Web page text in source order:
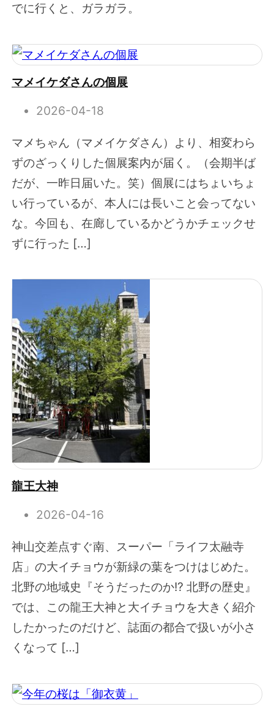
でに行くと、ガラガラ。
マメイケダさんの個展
2026-04-18
マメちゃん（マメイケダさん）より、相変わら
ずのざっくりした個展案内が届く。（会期半ば
だが、一昨日届いた。笑）個展にはちょいちょ
い行っているが、本人には長いこと会ってない
な。今回も、在廊しているかどうかチェックせ
ずに行った […]
龍王大神
2026-04-16
神山交差点すぐ南、スーパー「ライフ太融寺
店」の大イチョウが新緑の葉をつけはじめた。
北野の地域史『そうだったのか!? 北野の歴史』
では、この龍王大神と大イチョウを大きく紹介
したかったのだけど、誌面の都合で扱いが小さ
くなって […]